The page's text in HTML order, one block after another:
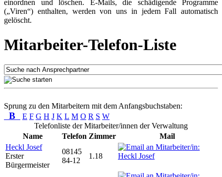
einordnen und löschen. E-Mails, die schädigende Programme
(„Viren“) enthalten, werden von uns in jedem Fall automatisch
gelöscht.
Mitarbeiter-Telefon-Liste
Sprung zu den Mitarbeitern mit dem Anfangsbuchstaben:
B E F G H J K L M O R S W
Telefonliste der Mitarbeiter/innen der Verwaltung
Name
Telefon Zimmer
Mail
Heckl Josef
Erster
Bürgermeister
08145
84-12
1.18